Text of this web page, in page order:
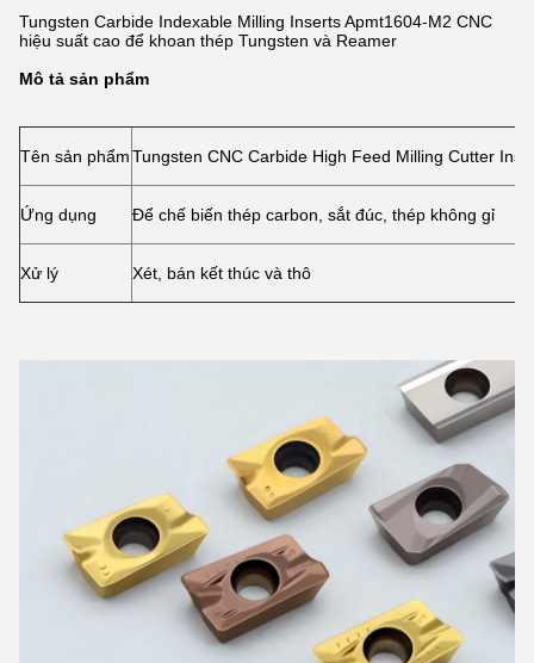
Tungsten Carbide Indexable Milling Inserts Apmt1604-M2 CNC
hiệu suất cao để khoan thép Tungsten và Reamer
Mô tả sản phẩm
Tên sản phẩmTungsten CNC Carbide High Feed Milling Cutter
Ứng dụng Để chế biến thép carbon, sắt đúc, thép không gỉ
Xử lý Xét, bán kết thúc và thô